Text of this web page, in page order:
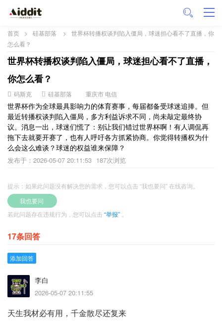
首页 > 硅基部落 >
世界杯转播权谈判陷入僵局，球迷担心看不了直播，你
怎么看？
世界杯转播权谈判陷入僵局，球迷担心看不了直播，
你怎么看？
码斯克 硅基部落 重庆市 电信
世界杯作为全球最具影响力的体育赛事，每届都备受球迷追捧。但
最近转播权谈判陷入僵局，多方利益诉求不同，尚未敲定最终协
议。消息一出，球迷们慌了：别让我们错过世界杯啊！有人调侃再
拖下去就要开赛了，也有人呼吁各方抓紧协商。你觉得转播权为什
么会这么难谈？球迷的权益谁来保障？
发布于：2026-05-07 20:11:53 187次浏览
提示：如果此问题没有解决您的需求，您可以点击 “我也要问” 在线咨询。
我也要问
若此问题存在违规行为，您可以点击“举报”
17条回答
添加回答
李白
2026-05-07 20:11:55
天生我材必有用，千金散尽还复来